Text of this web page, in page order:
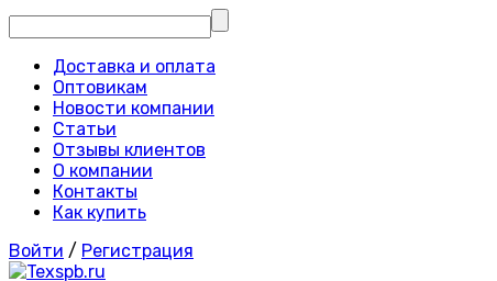
Доставка и оплата
Оптовикам
Новости компании
Статьи
Отзывы клиентов
О компании
Контакты
Как купить
Войти / Регистрация